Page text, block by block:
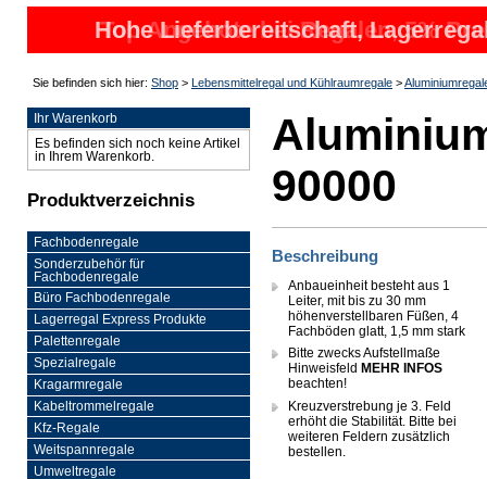
Top Angebote bei Regalen, 5%
Hohe Lieferbereitschaft,
nicht
Sie befinden sich hier: Shop > Lebensmittelregal und Kühlraumregale >
Ihr Warenkorb
Es befinden sich noch keine Artikel
in Ihrem Warenkorb.
Produktverzeichnis
Fachbodenregale
Sonderzubehör für
Fachbodenregale
Büro Fachbodenregale
Lagerregal Express Produkte
Palettenregale
Spezialregale
Kragarmregale
Kabeltrommelregale
Kfz-Regale
Weitspannregale
Umweltregale
90000
Beschreibung
Anbaueinheit besteht aus 1
Leiter, mit bis zu 30 mm
höhenverstellbaren Füßen, 4
Fachböden glatt, 1,5 mm stark
Bitte zwecks Aufstellmaße
Hinweisfeld MEHR INFOS
beachten!
Kreuzverstrebung je 3. Feld
erhöht die Stabilität. Bitte bei
weiteren Feldern zusätzlich
bestellen.